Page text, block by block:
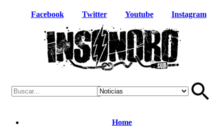
Facebook Twitter Youtube Instagram
Home